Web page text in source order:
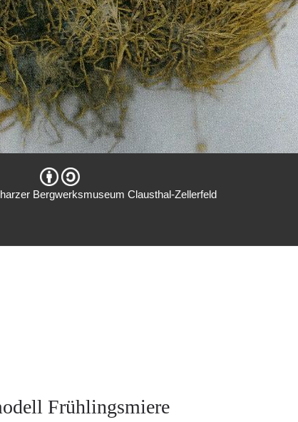
Bergwerksmuseum Clausthal-Zellerfeld
Frühlingsmiere